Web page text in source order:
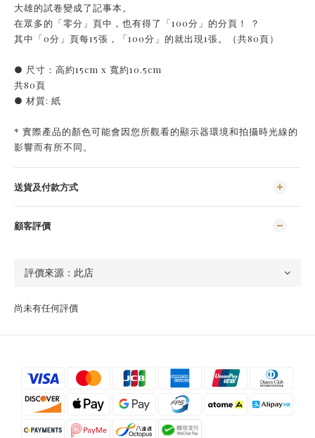
大雄的試卷變成了記事本。
在眾多的「零分」頁中，也有得了「100分」的分頁！ ？
其中「0分」頁每15張，「100分」的就出現1張。（共80頁）
● 尺寸：高約15cm x 寬約10.5cm
共80頁
● 材質: 紙
* 實際產品的顏色可能會因您所觀看的顯示器環境和拍攝時光線的
影響而有所不同。
送貨及付款方式
顧客評價
尚未有任何評價